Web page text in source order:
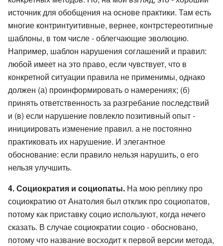
источник для обобщения на основе практики. Там есть
многие контринтуитивные, вернее, контрстереотипные
шаблоны, в том числе - облегчающие эволюцию.
Например, шаблон нарушения соглашений и правил:
любой имеет на это право, если чувствует, что в
конкретной ситуации правила не применимы, однако
должен (а) проинформировать о намерениях; (б)
принять ответственность за разгребание последствий
и (в) если нарушение повлекло позитивный опыт -
инициировать изменение правил. а не постоянно
практиковать их нарушение. И элегантное
обоснование: если правило нельзя нарушить, о его
нельзя улучшить.
4. Социократия и социопаты. На мою реплику про
социократию от Анатолия был отклик про социопатов,
потому как приставку социо используют, когда нечего
сказать. В случае социократии социо - обосновано,
потому что название восходит к первой версии метода,